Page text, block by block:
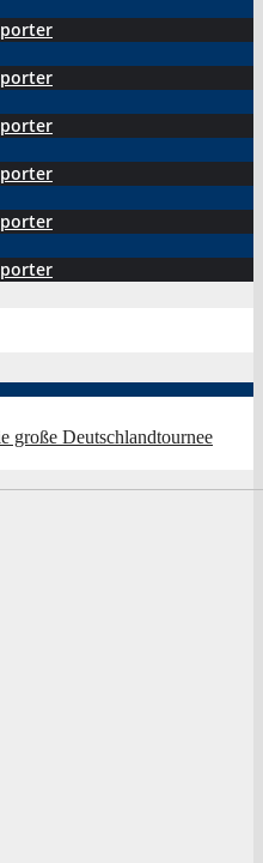
große Deutschlandtournee